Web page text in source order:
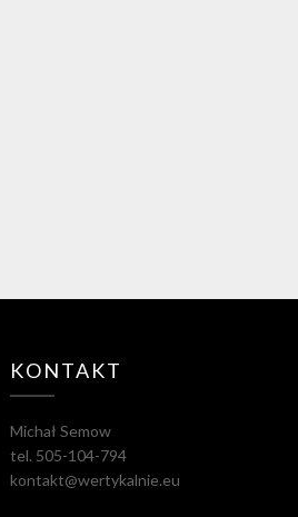
KONTAKT
Michał Semow
tel. 505-104-794
kontakt@wertykalnie.eu